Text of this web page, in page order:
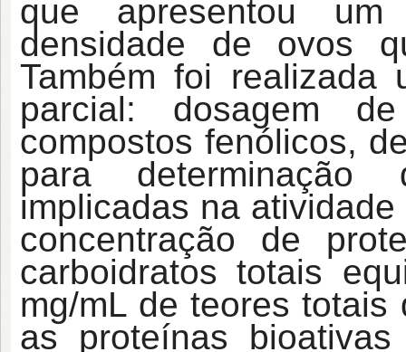
que apresentou
densidade de ovos
Também foi realizada
parcial: dosagem
compostos fenólicos,
para determinação
implicadas na
concentração de
carboidratos totais
mg/mL de teores
as proteínas